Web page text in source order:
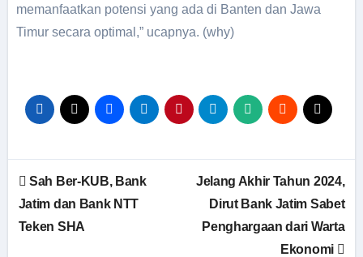
memanfaatkan potensi yang ada di Banten dan Jawa
Timur secara optimal,” ucapnya. (why)
Sah Ber-KUB, Bank
Jatim dan Bank NTT
Teken SHA
Jelang Akhir Tahun 2024,
Dirut Bank Jatim Sabet
Penghargaan dari Warta
Ekonomi